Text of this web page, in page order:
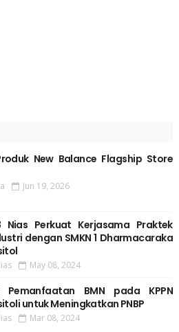
New Balance Flagship Store
Jun 19, 2026
Nias Perkuat Kerjasama Praktek
dengan SMKN 1 Dharmacaraka
May 08, 2024
Pemanfaatan BMN pada KPPN
untuk Meningkatkan PNBP
Mar 08, 2024